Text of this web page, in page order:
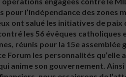
pour l’indépendance des
ont salué les initiatives de
les 56 évêques
réunis pour la 15e assemblée
Forum les personnalités qu’elle
anime son gouvernement.